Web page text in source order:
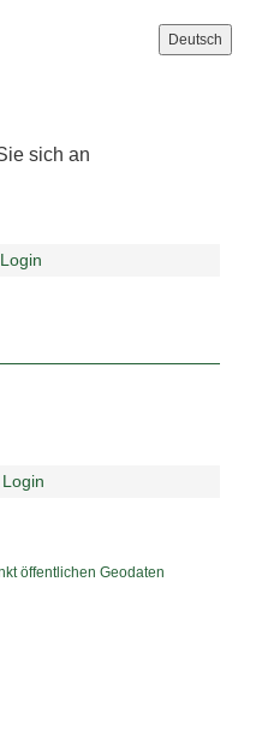
Deutsch
sich an
öffentlichen Geodaten